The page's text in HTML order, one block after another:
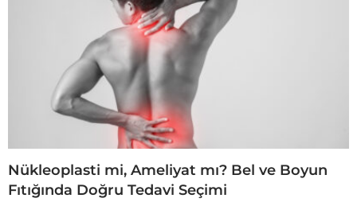
Nükleoplasti mi, Ameliyat mı? Bel ve Boyun
Fıtığında Doğru Tedavi Seçimi